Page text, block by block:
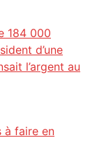
184 000
d’une
l’argent au
à faire en